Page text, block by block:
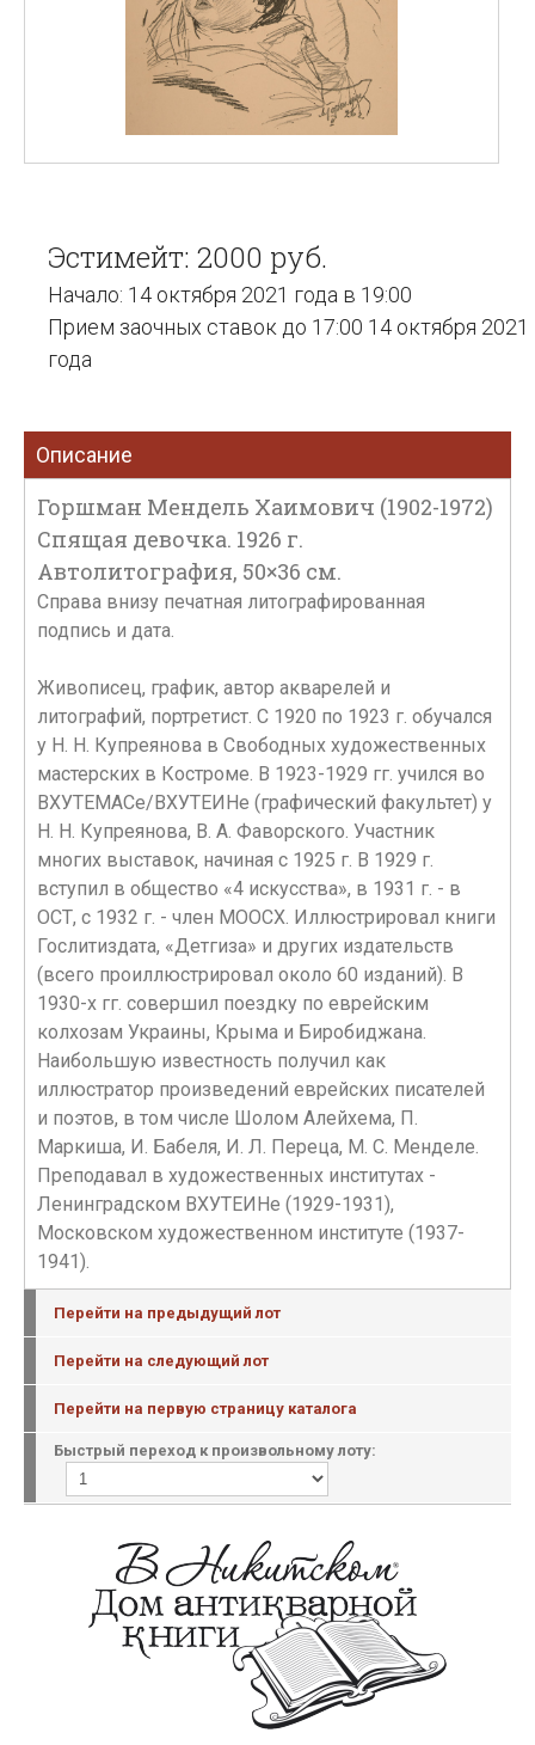
Эстимейт: 2000 руб.
Начало: 14 октября 2021 года в 19:00
Прием заочных ставок до 17:00 14 октября 2021
года
Описание
Горшман Мендель Хаимович (1902-1972)
Спящая девочка. 1926 г.
Автолитография, 50×36 см.
Справа внизу печатная литографированная
подпись и дата.
Живописец, график, автор акварелей и
литографий, портретист. С 1920 по 1923 г. обучался
у Н. Н. Купреянова в Свободных художественных
мастерских в Костроме. В 1923-1929 гг. учился во
ВХУТЕМАСе/ВХУТЕИНе (графический факультет) у
Н. Н. Купреянова, В. А. Фаворского. Участник
многих выставок, начиная с 1925 г. В 1929 г.
вступил в общество «4 искусства», в 1931 г. - в
ОСТ, с 1932 г. - член МООСХ. Иллюстрировал книги
Гослитиздата, «Детгиза» и других издательств
(всего проиллюстрировал около 60 изданий). В
1930-х гг. совершил поездку по еврейским
колхозам Украины, Крыма и Биробиджана.
Наибольшую известность получил как
иллюстратор произведений еврейских писателей
и поэтов, в том числе Шолом Алейхема, П.
Маркиша, И. Бабеля, И. Л. Переца, М. С. Менделе.
Преподавал в художественных институтах -
Ленинградском ВХУТЕИНе (1929-1931),
Московском художественном институте (1937-
1941).
Перейти на предыдущий лот
Перейти на следующий лот
Перейти на первую страницу каталога
Быстрый переход к произвольному лоту: